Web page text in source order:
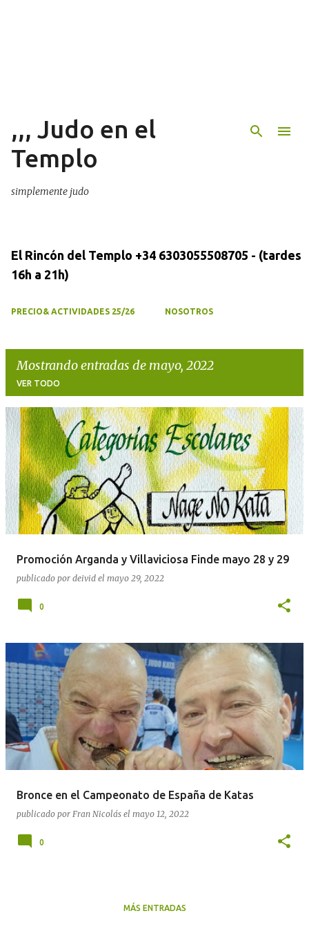
,,, Judo en el
Templo
simplemente judo
El Rincón del Templo +34 6303055508705 - (tardes
16h a 21h)
PRECIO& ACTIVIDADES 25/26 NOSOTROS
Mostrando entradas de mayo, 2022
VER TODO
E
n
t
r
a
d
Promoción Arganda y Villaviciosa Finde mayo 28 y 29
publicado por deivid el mayo 29, 2022
0
Bronce en el Campeonato de España de Katas
publicado por Fran Nicolás el mayo 12, 2022
0
MÁS ENTRADAS